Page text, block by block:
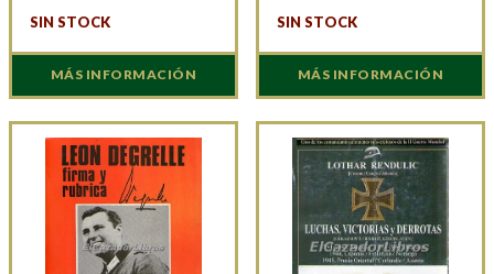
SIN STOCK
MÁS INFORMACIÓN
SIN STOCK
MÁS INFORMACIÓN